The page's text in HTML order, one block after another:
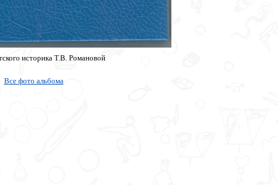
историка Т.В. Романовой
Все фото альбома